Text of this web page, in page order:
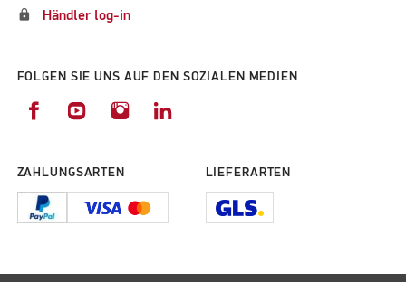
lock Händler log-in
FOLGEN SIE UNS AUF DEN SOZIALEN MEDIEN
ZAHLUNGSARTEN LIEFERARTEN